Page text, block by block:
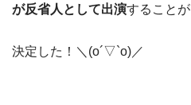
が反省人として出演することが
決定した！＼(o´▽`o)／